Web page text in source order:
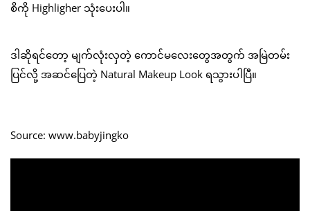
စိကို Highligher သုံးပေးပါ။
ဒါဆိုရင်တော့ မျက်လုံးလှတဲ့ ကောင်မလေးတွေအတွက် အမြဲတမ်း
ပြင်လို့ အဆင်ပြေတဲ့ Natural Makeup Look ရသွားပါပြီ။
Source: www.babyjingko